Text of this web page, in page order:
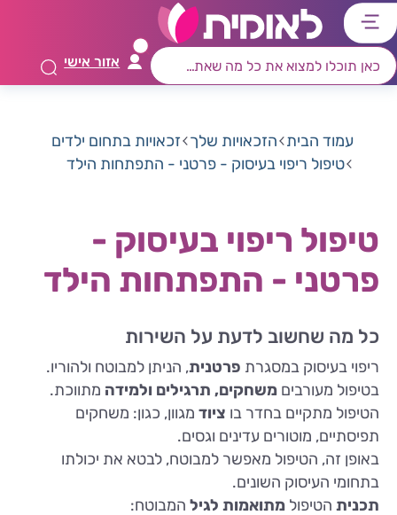
דלג
לתפריט
ראשי
דלג
לרכיב
חיפוש
דלג
לתוכן
מרכזי
דלג
לאזור
קישורים
אזור אישי
עמוד הבית הזכאויות שלך זכאויות בתחום ילדים
טיפול ריפוי בעיסוק - פרטני - התפתחות הילד
טיפול ריפוי בעיסוק -
פרטני - התפתחות הילד
כל מה שחשוב לדעת על השירות
ריפוי בעיסוק במסגרת פרטנית, הניתן למבוטח ולהוריו.
בטיפול מעורבים משחקים, תרגילים ולמידה מתווכת.
הטיפול מתקיים בחדר בו ציוד מגוון, כגון: משחקים
תפיסתיים, מוטורים עדינים וגסים.
באופן זה, הטיפול מאפשר למבוטח, לבטא את יכולתו
בתחומי העיסוק השונים.
תכנית הטיפול מתואמות לגיל המבוטח: